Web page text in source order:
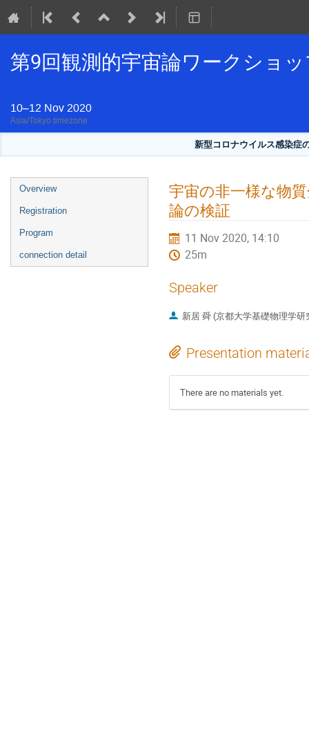
第9回観測的宇宙論ワークショ
10–12 Nov 2020
Asia/Tokyo timezone
新型コロナウイルス感染症
Event
menu
Overview
Registration
Program
connection detail
宇宙の非一様な物
論の検証
11 Nov 2020, 14:10
25m
Speaker
新居 舜 (京都大学基礎物理学研
Presentation
There are no materials yet.